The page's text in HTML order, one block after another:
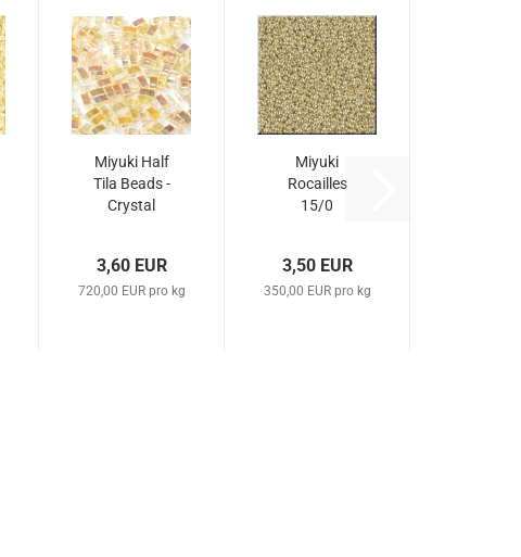
Miyuki Half
Tila Beads -
Crystal
3,60 EUR
720,00 EUR pro kg
Miyuki
Rocailles
15/0
3,50 EUR
350,00 EUR pro kg